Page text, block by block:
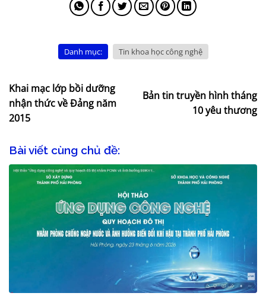
Danh mục: Tin khoa học công nghệ
Khai mạc lớp bồi dưỡng
nhận thức về Đảng năm
2015
Bản tin truyền hình tháng
10 yêu thương
Bài viết cùng chủ đề: